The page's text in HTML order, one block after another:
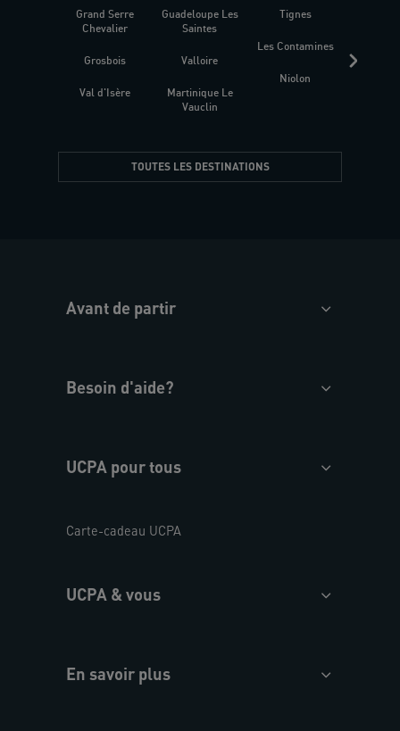
Grand Serre
Chevalier
Grosbois
Val d'Isère
Guadeloupe Les
Saintes
Valloire
Martinique Le
Vauclin
Tignes
Les Contamines
Niolon
TOUTES LES DESTINATIONS
Avant de partir
Besoin d'aide?
UCPA pour tous
Carte-cadeau UCPA
UCPA & vous
En savoir plus